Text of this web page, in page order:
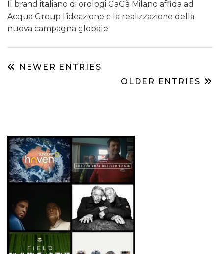
Il brand italiano di orologi GaGà Milano affida ad
Acqua Group l’ideazione e la realizzazione della
nuova campagna globale
NEWER ENTRIES
OLDER ENTRIES